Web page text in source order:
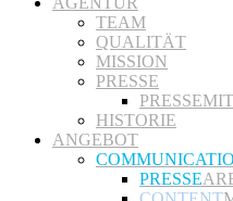
TEAM
QUALITÄT
MISSION
PRESSE
HISTORIE
ANGEBOT
PRESSE